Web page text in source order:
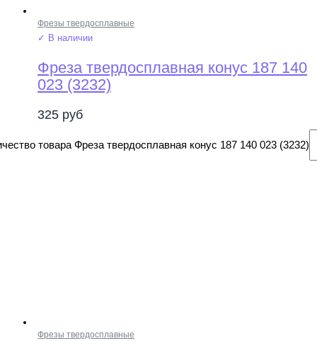
Фрезы твердосплавные
✓ В наличии
Фреза твердосплавная конус 187 140
023 (3232)
325 руб
товара Фреза твердосплавная конус 187 140 023 (3232)
Фрезы твердосплавные